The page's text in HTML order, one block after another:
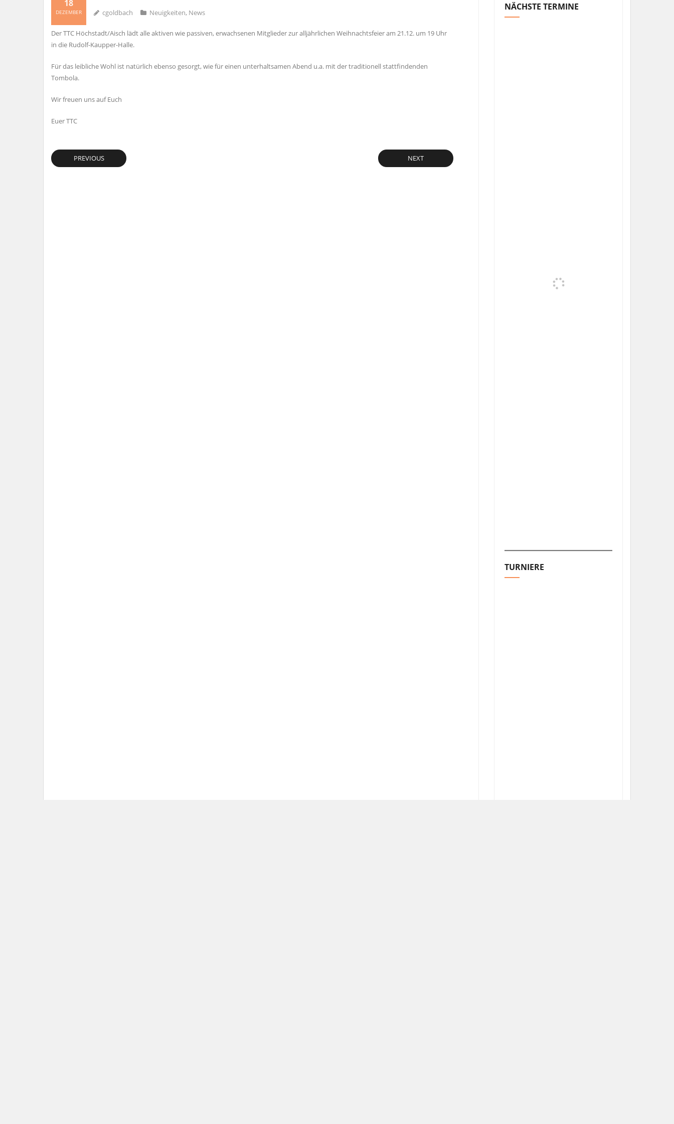
18
DEZEMBER cgoldbach Neuigkeiten, News
Der TTC Höchstadt/Aisch lädt alle aktiven wie passiven, erwachsenen Mitglieder zur alljährlichen Weihnachtsfeier am 21.12. um 19 Uhr
in die Rudolf-Kaupper-Halle.
Für das leibliche Wohl ist natürlich ebenso gesorgt, wie für einen unterhaltsamen Abend u.a. mit der traditionell stattfindenden
Tombola.
Wir freuen uns auf Euch
Euer TTC
PREVIOUS NEXT
NÄCHSTE TERMINE
TURNIERE